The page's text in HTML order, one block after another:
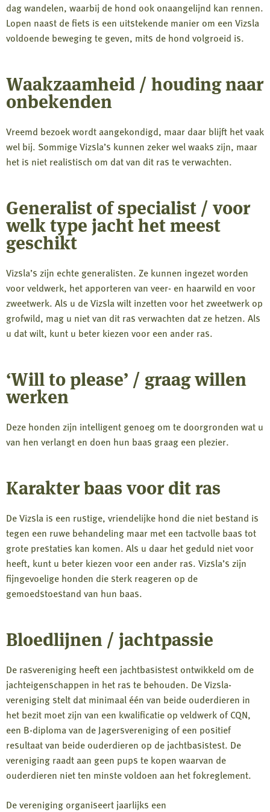
dag wandelen, waarbij de hond ook onaangelijnd kan rennen.
Lopen naast de fiets is een uitstekende manier om een Vizsla
voldoende beweging te geven, mits de hond volgroeid is.
Waakzaamheid / houding naar
onbekenden
Vreemd bezoek wordt aangekondigd, maar daar blijft het vaak
wel bij. Sommige Vizsla’s kunnen zeker wel waaks zijn, maar
het is niet realistisch om dat van dit ras te verwachten.
Generalist of specialist / voor
welk type jacht het meest
geschikt
Vizsla’s zijn echte generalisten. Ze kunnen ingezet worden
voor veldwerk, het apporteren van veer- en haarwild en voor
zweetwerk. Als u de Vizsla wilt inzetten voor het zweetwerk op
grofwild, mag u niet van dit ras verwachten dat ze hetzen. Als
u dat wilt, kunt u beter kiezen voor een ander ras.
‘Will to please’ / graag willen
werken
Deze honden zijn intelligent genoeg om te doorgronden wat u
van hen verlangt en doen hun baas graag een plezier.
Karakter baas voor dit ras
De Vizsla is een rustige, vriendelijke hond die niet bestand is
tegen een ruwe behandeling maar met een tactvolle baas tot
grote prestaties kan komen. Als u daar het geduld niet voor
heeft, kunt u beter kiezen voor een ander ras. Vizsla’s zijn
fijngevoelige honden die sterk reageren op de
gemoedstoestand van hun baas.
Bloedlijnen / jachtpassie
De rasvereniging heeft een jachtbasistest ontwikkeld om de
jachteigenschappen in het ras te behouden. De Vizsla-
vereniging stelt dat minimaal één van beide ouderdieren in
het bezit moet zijn van een kwalificatie op veldwerk of CQN,
een B-diploma van de Jagersvereniging of een positief
resultaat van beide ouderdieren op de jachtbasistest. De
vereniging raadt aan geen pups te kopen waarvan de
ouderdieren niet ten minste voldoen aan het fokreglement.
De vereniging organiseert jaarlijks een